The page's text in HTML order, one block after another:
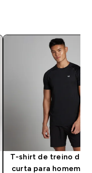
T-shirt de treino de
curta para homem